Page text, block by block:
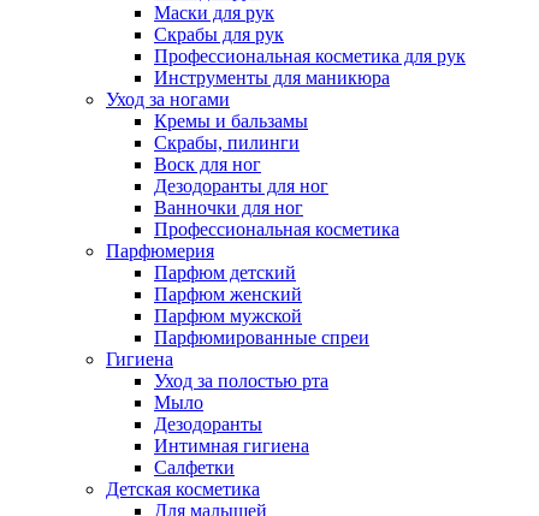
Маски для рук
Скрабы для рук
Профессиональная косметика для рук
Инструменты для маникюра
Уход за ногами
Кремы и бальзамы
Скрабы, пилинги
Воск для ног
Дезодоранты для ног
Ванночки для ног
Профессиональная косметика
Парфюмерия
Парфюм детский
Парфюм женский
Парфюм мужской
Парфюмированные спреи
Гигиена
Уход за полостью рта
Мыло
Дезодоранты
Интимная гигиена
Салфетки
Детская косметика
Для малышей